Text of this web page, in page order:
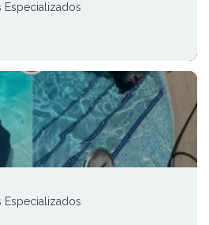
Especializados
Especializados